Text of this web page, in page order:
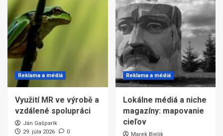
Reklama a médiá
Využití MR ve výrobě a
vzdálené spolupráci
Ján Gašparík
29. júla 2026
0
Reklama a médiá
Lokálne médiá a niche
magazíny: mapovanie
cieľov
Marek Bielik